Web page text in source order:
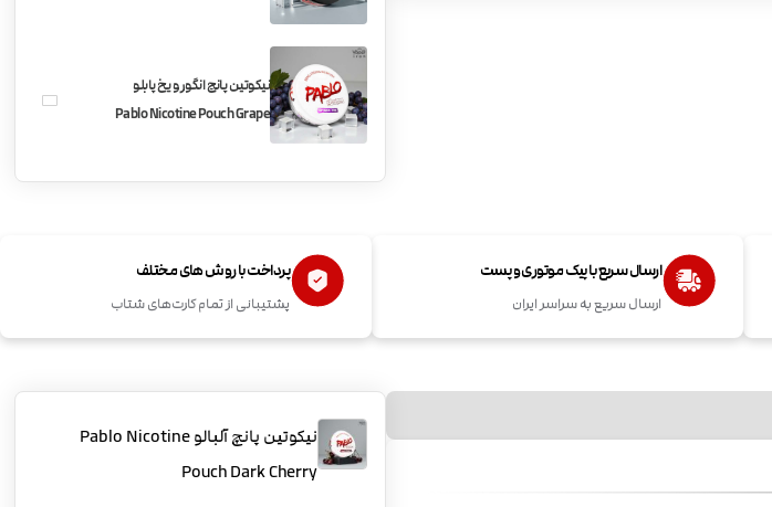
نیکوتین پانچ انگور و یخ پابلو
Pablo Nicotine Pouch Grape
Ice
ارسال سریع با پیک موتوری و پست
ارسال سریع به سراسر ایران
پرداخت با روش های مختلف
پشتیبانی از تمام کارت‌های شتاب
نیکوتین پانچ آلبالو Pablo Nicotine
Pouch Dark Cherry